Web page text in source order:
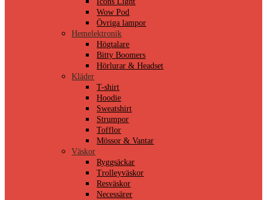
Wow Pod
Övriga lampor
Hemelektronik
Högtalare
Bitty Boomers
Hörlurar & Headset
Kläder
T-shirt
Hoodie
Sweatshirt
Strumpor
Tofflor
Mössor & Vantar
Väskor
Ryggsäckar
Trolleyväskor
Resväskor
Necessärer